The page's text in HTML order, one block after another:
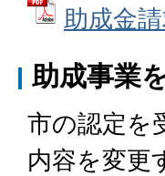
助成金
助成事業
市の認定を
内容を変更